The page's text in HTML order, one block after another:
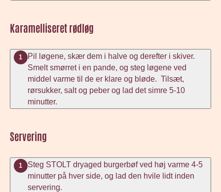
Karamelliseret rødløg
1
Pil løgene, skær dem i halve og derefter i skiver.
Smelt smørret i en pande, og steg løgene ved
middel varme til de er klare og bløde. Tilsæt,
rørsukker, salt og peber og lad det simre 5-10
minutter.
Servering
1
Steg STOLT dryaged burgerbøf ved høj varme 4-5
minutter på hver side, og lad den hvile lidt inden
servering.